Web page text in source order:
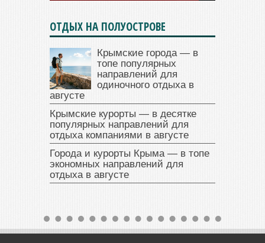
ОТДЫХ НА ПОЛУОСТРОВЕ
Крымские города — в
топе популярных
направлений для
одиночного отдыха в
августе
Крымские курорты — в десятке
популярных направлений для
отдыха компаниями в августе
Города и курорты Крыма — в топе
экономных направлений для
отдыха в августе